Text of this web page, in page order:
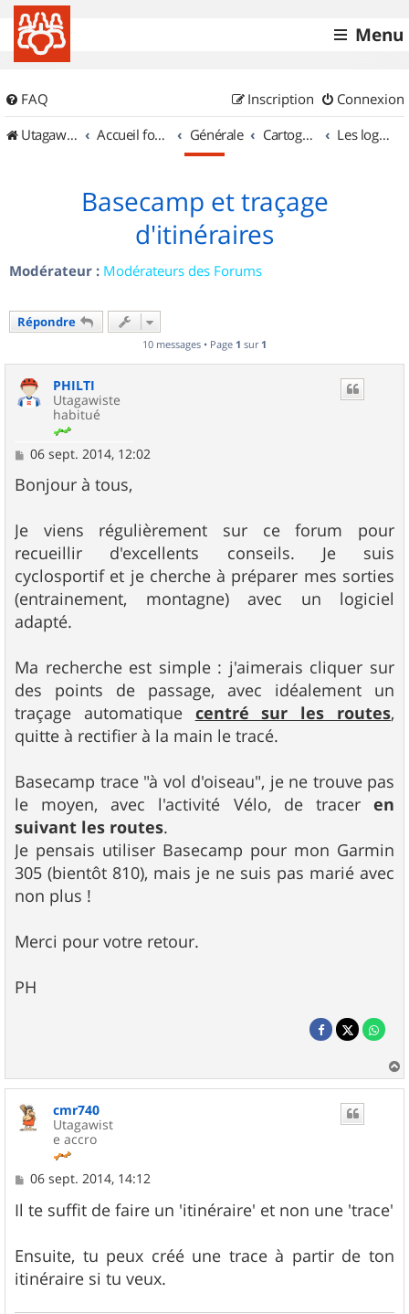
Menu
FAQ Connexion
Inscription
UtagawaVTT (Randos VTT et VTTAE avec traces GPS)
Accueil forum Générale Cartographie et GPS Les logiciels
Basecamp et traçage
d'itinéraires
Modérateur : Modérateurs des Forums
Répondre
10 messages • Page 1 sur 1
PHILTI
Utagawiste
habitué
M
s
s
g
e
06 sept. 2014, 12:02
Bonjour à tous,
Je viens régulièrement sur ce forum pour
recueillir d'excellents conseils. Je suis
cyclosportif et je cherche à préparer mes sorties
(entrainement, montagne) avec un logiciel
adapté.
Ma recherche est simple : j'aimerais cliquer sur
des points de passage, avec idéalement un
traçage automatique centré sur les routes,
quitte à rectifier à la main le tracé.
Basecamp trace "à vol d'oiseau", je ne trouve pas
le moyen, avec l'activité Vélo, de tracer en
suivant les routes.
Je pensais utiliser Basecamp pour mon Garmin
305 (bientôt 810), mais je ne suis pas marié avec
non plus !
Merci pour votre retour.
PH
a
cmr740
Utagawist
e accro
M
s
s
g
e
06 sept. 2014, 14:12
Il te suffit de faire un 'itinéraire' et non une 'trace'
Ensuite, tu peux créé une trace à partir de ton
itinéraire si tu veux.